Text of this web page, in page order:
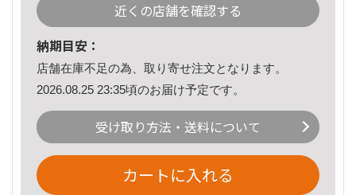
近くの店舗を確認する
納期目安：
店舗在庫不足の為、取り寄せ注文となります。
2026.08.25 23:35頃のお届け予定です。
受け取り方法・送料について
カートに入れる